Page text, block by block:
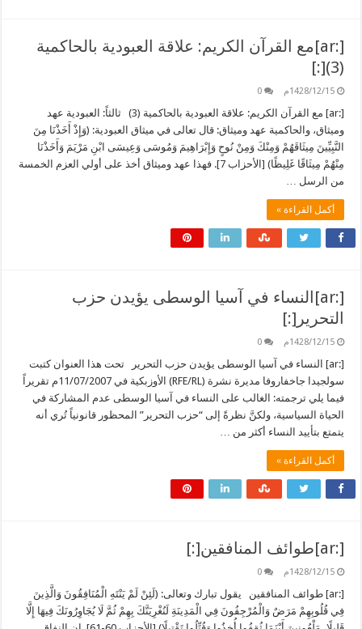
[:ar]مع القرآن الكريم: علاقة العبودية بالحاكمية
(3)[:]
1428/12/15م 0
[:ar] مع القرآن الكريم: علاقة العبودية بالحاكمية (3) ثالثاً: العبودية عهد
وميثاق، والحاكمية عهد وميثاق: قال تعالى في ميثاق العبودية: (وَإِذْ أَخَذْنَا مِنَ
النَّبِيِّينَ مِيثَاقَهُمْ وَمِنْكَ وَمِنْ نُوحٍ وَإِبْرَاهِيمَ وَمُوسَى وَعِيسَى ابْنِ مَرْيَمَ وَأَخَذْنَا
مِنْهُمْ مِيثَاقًا غَلِيظًا) [الأحزاب 7]. فهذا عهد وميثاق أخذ على أولي العزم الخمسة
من الرسل …
أكمل القراءة »
[:ar]النساء في آسيا الوسطى يؤيدن حزب
التحرير[:]
1428/12/15م 0
[:ar] النساء في آسيا الوسطى يؤيدن حزب التحرير تحت هذا العنوان كتبت
سولجيدا جاخفاروفا مديرة نشرة (RFE/RL) الأوزبكية في 11/07/2007م تقريراً
فيما يلي ترجمته: الغالب على النساء في آسيا الوسطى عدم المشاركة في
الحياة السياسية، ولكنَّ نظرةً إلى “حزب التحرير” المحظور قانونياً تُري أنه
يتمتع بتأييد النساء أكثر من …
أكمل القراءة »
[:ar]طوائف المنافقين[:]
1428/12/15م 0
[:ar] طوائف المنافقين يقول تبارك وتعالى: (لَئِنْ لَمْ يَنْتَهِ الْمُنَافِقُونَ وَالَّذِينَ
فِي قُلُوبِهِمْ مَرَضٌ وَالْمُرْجِفُونَ فِي الْمَدِينَةِ لَنُغْرِيَنَّكَ بِهِمْ ثُمَّ لَا يُجَاوِرُونَكَ فِيهَا إِلَّا